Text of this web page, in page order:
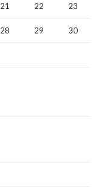
21 22 23
28 29 30